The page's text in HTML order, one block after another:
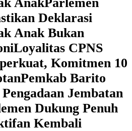
Deklarasi
Anak Bukan
Loyalitas CPNS
Komitmen 10
Pemkab Barito
Jembatan
Dukung Penuh
Kembali